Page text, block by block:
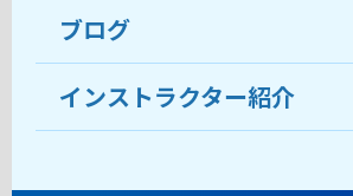
目的から講座を探す
教室ブログ
受講までの流れ
よくあるご質問
ブログ
インストラクター紹介